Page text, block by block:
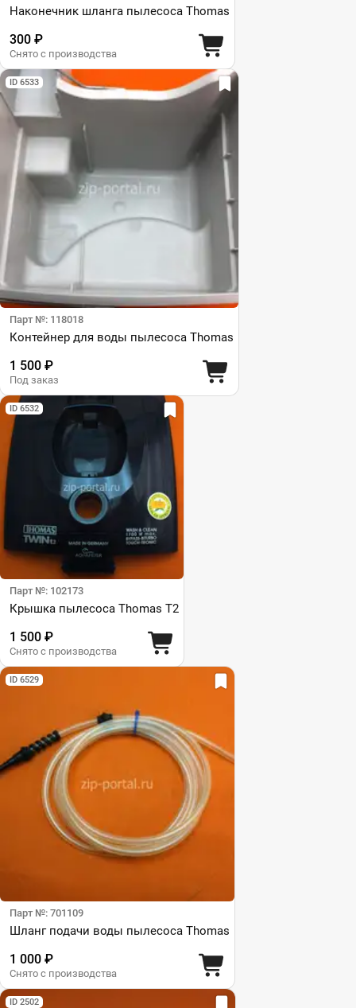
Наконечник шланга пылесоса Thomas
300 ₽
Снято с производства
ID 6533
Парт №: 118018
Контейнер для воды пылесоса Thomas
1 500 ₽
Под заказ
ID 6532
Парт №: 102173
Крышка пылесоса Thomas T2
1 500 ₽
Снято с производства
ID 6529
Парт №: 701109
Шланг подачи воды пылесоса Thomas
1 000 ₽
Снято с производства
ID 2502